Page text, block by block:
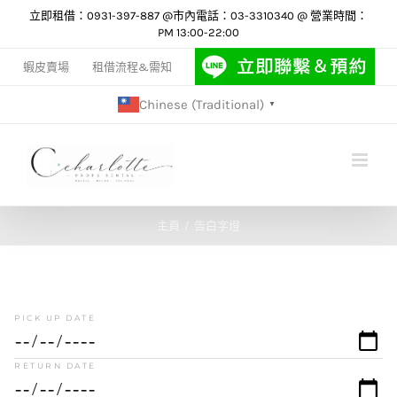
content
立即租借：0931-397-887 @市內電話：03-3310340 @ 營業時間：
PM 13:00-22:00
蝦皮賣場 租借流程&需知
Chinese (Traditional) ▼
告白字燈
PICK UP DATE
RETURN DATE